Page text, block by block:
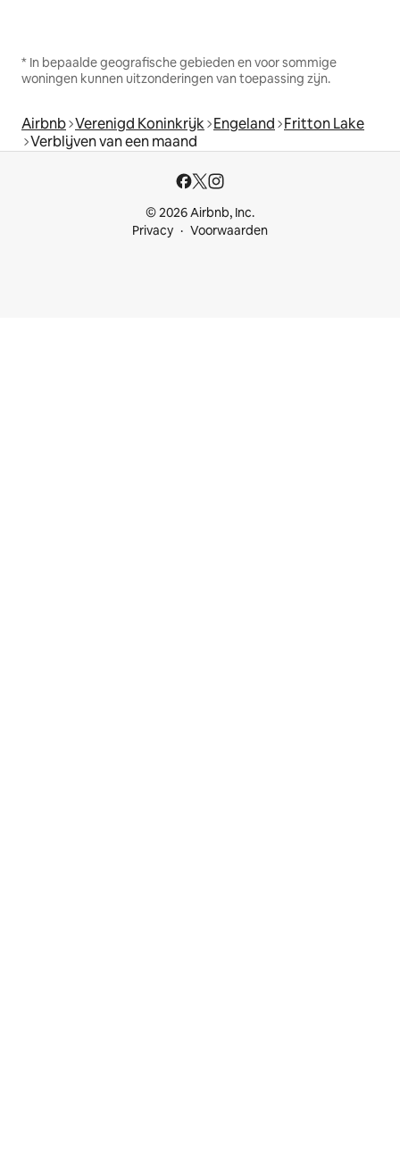
* In bepaalde geografische gebieden en voor sommige
woningen kunnen uitzonderingen van toepassing zijn.
Airbnb Verenigd Koninkrijk Engeland Fritton Lake
Verblijven van een maand
© 2026 Airbnb, Inc.
Privacy
Voorwaarden